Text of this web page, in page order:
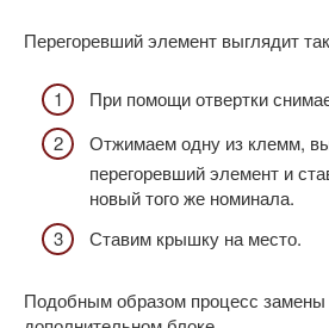
Перегоревший элемент выглядит
При помощи отвертки
Отжимаем одну из клемм,
перегоревший элемент и
новый того же номинала.
Ставим крышку на место.
Подобным образом процесс замены